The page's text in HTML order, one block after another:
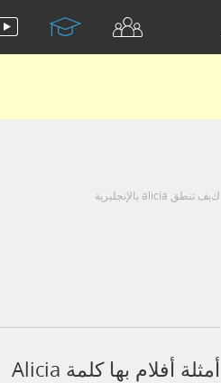
كيف تنطق alicia بالإنجليزية
أمثلة أفلام بها كلمة Alicia